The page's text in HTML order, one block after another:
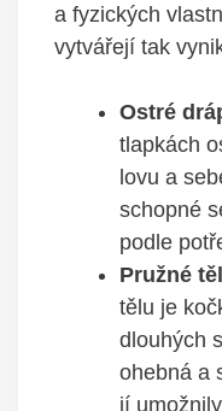
a fyzických
vytvářejí tak
Ostré
tlapkách
lovu a
schopné
podle
Pružné
tělu je
dlouhých
ohebná a
jí